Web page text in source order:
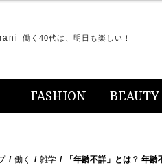
働く40代は、明日も楽しい！
FASHION BEAUTY
働く 雑学 「年齢不詳」とは？ 年